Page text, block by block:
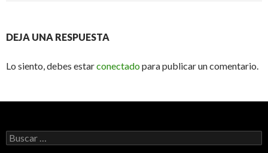
DEJA UNA RESPUESTA
Lo siento, debes estarconectadopara publicar un comentario.
Buscar: